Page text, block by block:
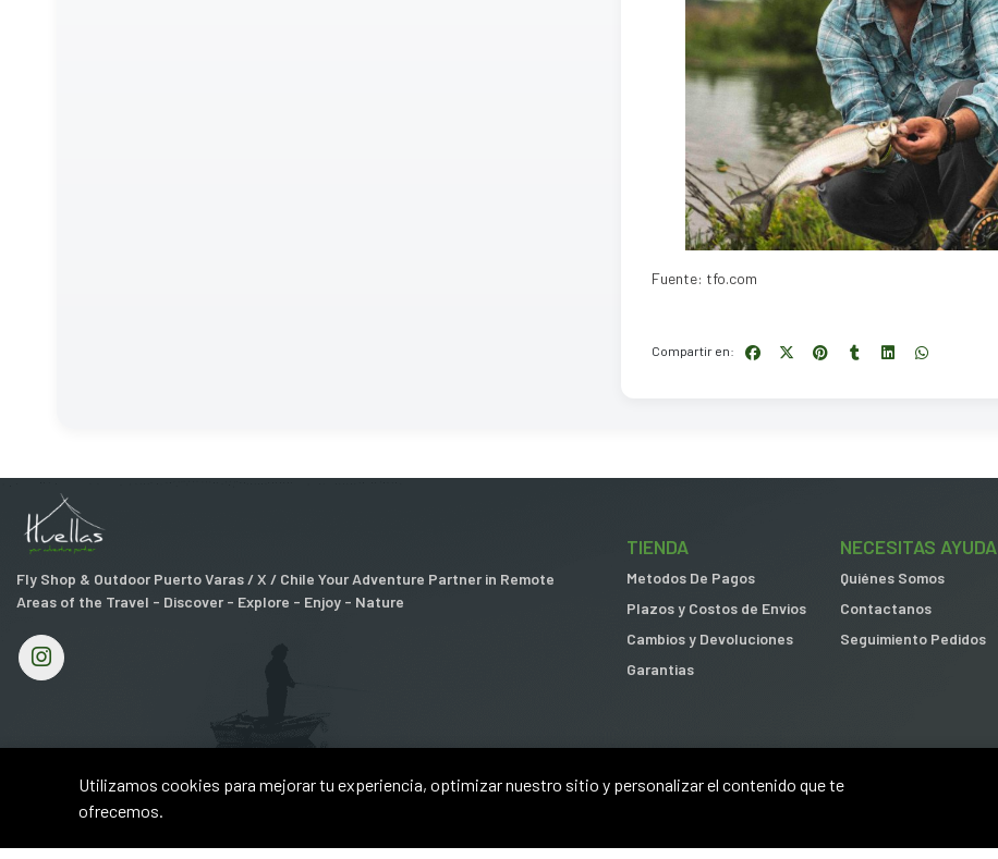
Fuente: tfo.com
Compartir en:
Fly Shop & Outdoor Puerto Varas / X / Chile Your Adventure Partner in Remote
Areas of the Travel - Discover - Explore - Enjoy - Nature
TIENDA
Metodos De Pagos
Plazos y Costos de Envios
Cambios y Devoluciones
Garantias
NECESITAS AYUDA
Quiénes Somos
Contactanos
Seguimiento Pedidos
Utilizamos cookies para mejorar tu experiencia, optimizar nuestro sitio y personalizar el contenido que te
ofrecemos.